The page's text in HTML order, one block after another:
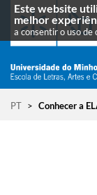
PT > Conhecer a
Este website
melhor
a consentir o uso de